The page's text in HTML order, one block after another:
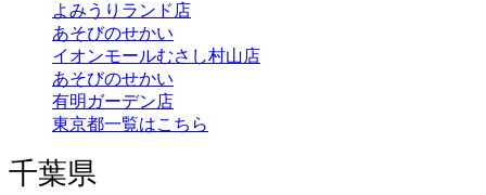
よみうりランド店
あそびのせかい
イオンモールむさし村山店
あそびのせかい
有明ガーデン店
東京都一覧はこちら
千葉県